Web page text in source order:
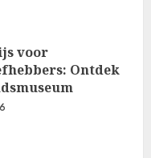
voor
Ontdek